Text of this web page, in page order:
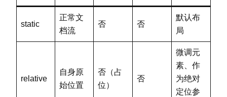
</style>
head>
body>
<div class="box box1">z-index:
>z-index:
<div class >z-index:
body>
html>
static
正常文
档流
否 否
默认布
局
relative
自身原
始位置
否（占
位）
否
微调元
素、作
为绝对
定位参